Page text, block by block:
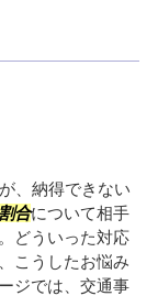
、納得できない
合について相手
どういった対応
こうしたお悩み
ジでは、交通事